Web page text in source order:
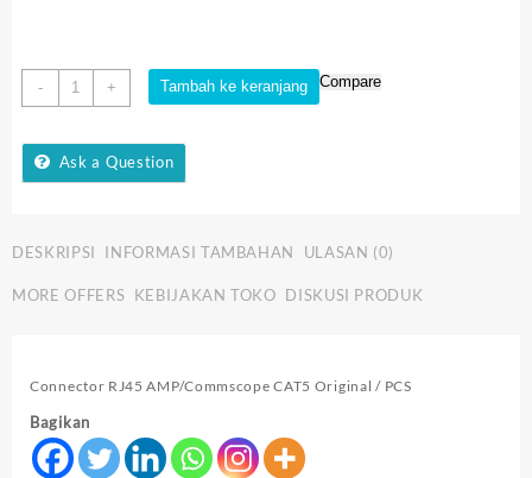
-
Kuantitas
Connector
AMP/Commscope
CAT5
+ Tambah ke keranjang Compare
Ask a Question
DESKRIPSI INFORMASI TAMBAHAN ULASAN (0)
MORE OFFERS KEBIJAKAN TOKO DISKUSI PRODUK
Connector RJ45 AMP/Commscope CAT5 Original / PCS
Bagikan